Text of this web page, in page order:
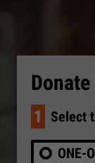
1 Select
ONE-